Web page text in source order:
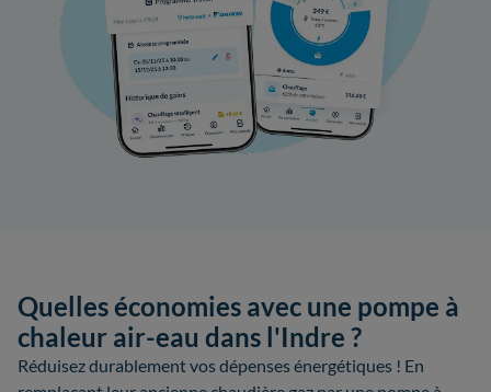
Quelles économies avec une pompe à
chaleur air-eau dans l'Indre ?
Réduisez durablement vos dépenses énergétiques ! En